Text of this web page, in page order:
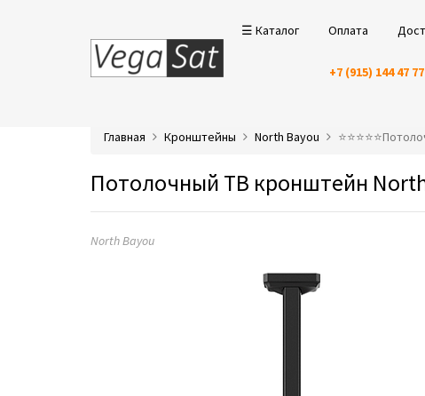
☰ Каталог Оплата
+7 (915) 144 47 77
Главная Кронштейны North Bayou
Потолочный ТВ кронштейн North
North Bayou